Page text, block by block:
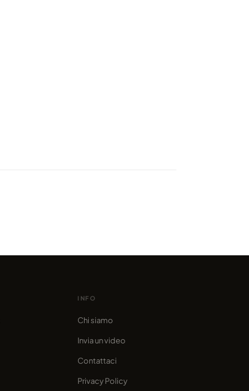
INFO
Chi siamo
Invia un video
Contattaci
Privacy Policy